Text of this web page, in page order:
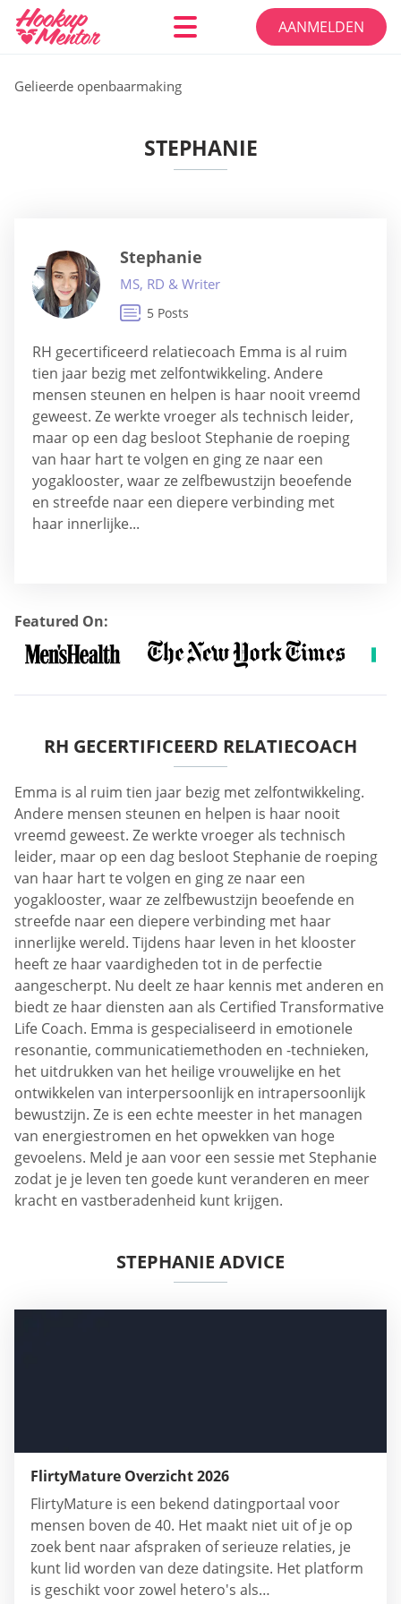
AANMELDEN
Gelieerde openbaarmaking
STEPHANIE
Stephanie
MS, RD & Writer
5 Posts
RH gecertificeerd relatiecoach Emma is al ruim
tien jaar bezig met zelfontwikkeling. Andere
mensen steunen en helpen is haar nooit vreemd
geweest. Ze werkte vroeger als technisch leider,
maar op een dag besloot Stephanie de roeping
van haar hart te volgen en ging ze naar een
yogaklooster, waar ze zelfbewustzijn beoefende
en streefde naar een diepere verbinding met
haar innerlijke...
Featured On:
RH GECERTIFICEERD RELATIECOACH
Emma is al ruim tien jaar bezig met zelfontwikkeling.
Andere mensen steunen en helpen is haar nooit
vreemd geweest. Ze werkte vroeger als technisch
leider, maar op een dag besloot Stephanie de roeping
van haar hart te volgen en ging ze naar een
yogaklooster, waar ze zelfbewustzijn beoefende en
streefde naar een diepere verbinding met haar
innerlijke wereld. Tijdens haar leven in het klooster
heeft ze haar vaardigheden tot in de perfectie
aangescherpt. Nu deelt ze haar kennis met anderen en
biedt ze haar diensten aan als Certified Transformative
Life Coach. Emma is gespecialiseerd in emotionele
resonantie, communicatiemethoden en -technieken,
het uitdrukken van het heilige vrouwelijke en het
ontwikkelen van interpersoonlijk en intrapersoonlijk
bewustzijn. Ze is een echte meester in het managen
van energiestromen en het opwekken van hoge
gevoelens. Meld je aan voor een sessie met Stephanie
zodat je je leven ten goede kunt veranderen en meer
kracht en vastberadenheid kunt krijgen.
STEPHANIE ADVICE
FlirtyMature Overzicht 2026
FlirtyMature is een bekend datingportaal voor
mensen boven de 40. Het maakt niet uit of je op
zoek bent naar afspraken of serieuze relaties, je
kunt lid worden van deze datingsite. Het platform
is geschikt voor zowel hetero's als